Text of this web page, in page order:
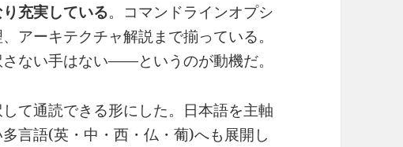
充実している。コマンドラインオプシ
アーキテクチャ解説まで揃っている。
ない手はない——というのが動機だ。
て通読できる形にした。日本語を主軸
言語(英・中・西・仏・葡)へも展開し